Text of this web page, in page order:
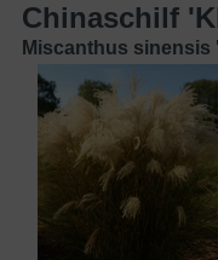
Chinaschilf
Miscanthus sinensis